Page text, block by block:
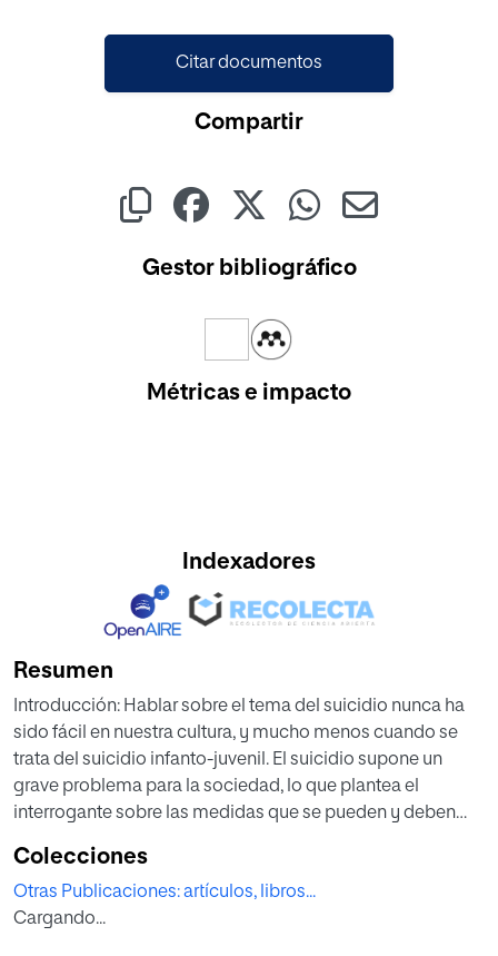
Citar documentos
Compartir
Gestor bibliográfico
Métricas e impacto
Indexadores
Resumen
Introducción: Hablar sobre el tema del suicidio nunca ha
sido fácil en nuestra cultura, y mucho menos cuando se
trata del suicidio infanto-juvenil. El suicidio supone un
grave problema para la sociedad, lo que plantea el
interrogante sobre las medidas que se pueden y deben
experimentando. El objetivo de este trabajo es promover
la prevención del suicidio infanto-juvenil mediante el
desarrollo de actividades educativas y de intervención
Colecciones
Otras Publicaciones: artículos, libros...
Cargando...